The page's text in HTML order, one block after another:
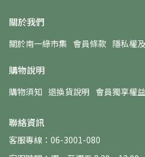
關於我們
關於南一綠市集 會員條款 隱私權
購物說明
購物須知 退換貨說明 會員獨享權益
聯絡資訊
客服專線：06-3001-080